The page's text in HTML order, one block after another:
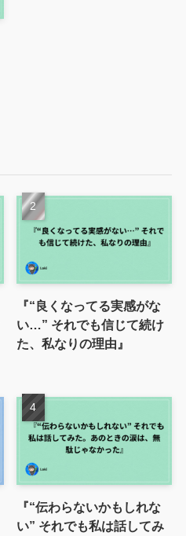
『“良くなってる実感がな
い…” それでも信じて続け
た、私なりの理由』
『“伝わらないかもしれな
い” それでも私は話してみ